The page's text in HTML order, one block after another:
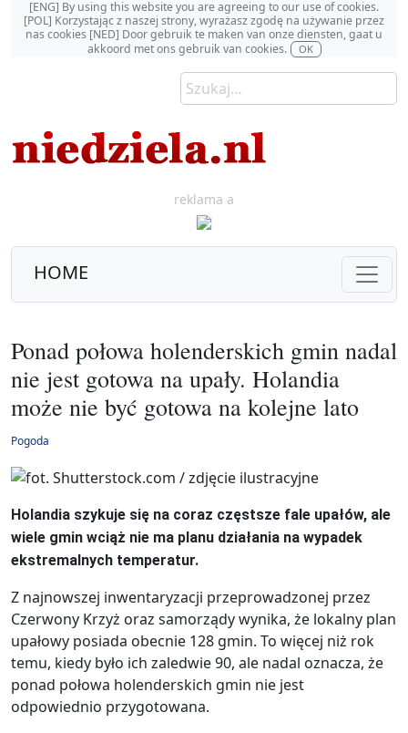
[ENG] By using this website you are agreeing to our use of cookies.
[POL] Korzystając z naszej strony, wyrażasz zgodę na używanie przez
nas cookies [NED] Door gebruik te maken van onze diensten, gaat u
akkoord met ons gebruik van cookies.
OK
reklama a
HOME
Ponad połowa holenderskich gmin nadal
nie jest gotowa na upały. Holandia
może nie być gotowa na kolejne lato
Pogoda
Holandia szykuje się na coraz częstsze fale upałów, ale
wiele gmin wciąż nie ma planu działania na wypadek
ekstremalnych temperatur.
Z najnowszej inwentaryzacji przeprowadzonej przez
Czerwony Krzyż oraz samorządy wynika, że lokalny plan
upałowy posiada obecnie 128 gmin. To więcej niż rok
temu, kiedy było ich zaledwie 90, ale nadal oznacza, że
ponad połowa holenderskich gmin nie jest
odpowiednio przygotowana.